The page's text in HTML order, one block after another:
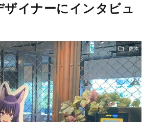
イナーにインタビュ
熊本